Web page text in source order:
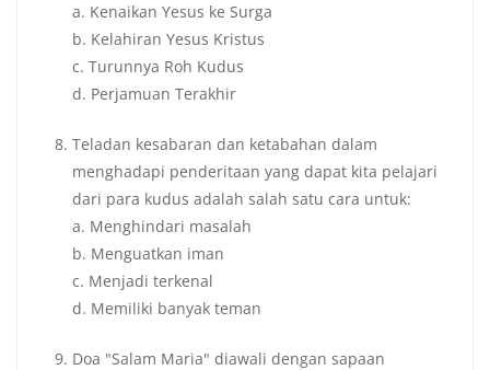
a. Kenaikan Yesus ke Surga
b. Kelahiran Yesus Kristus
c. Turunnya Roh Kudus
d. Perjamuan Terakhir
Teladan kesabaran dan ketabahan dalam
menghadapi penderitaan yang dapat kita pelajari
dari para kudus adalah salah satu cara untuk:
a. Menghindari masalah
b. Menguatkan iman
c. Menjadi terkenal
d. Memiliki banyak teman
Doa "Salam Maria" diawali dengan sapaan